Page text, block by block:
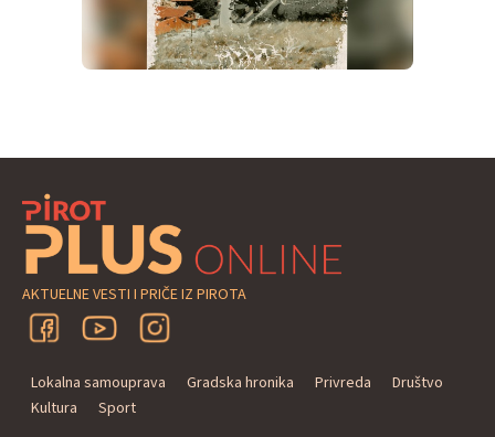
AKTUELNE VESTI I PRIČE IZ PIROTA
Lokalna samouprava Gradska hronika Privreda
Društvo
Kultura
Sport